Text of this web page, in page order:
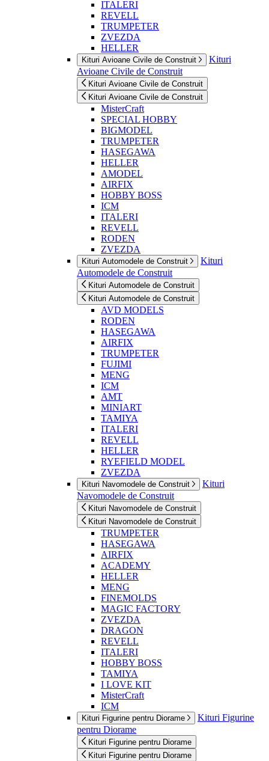
ITALERI
REVELL
TRUMPETER
ZVEZDA
HELLER
Kituri Avioane Civile de Construit
Kituri
Avioane Civile de Construit
Kituri Avioane Civile de Construit
Kituri Avioane Civile de Construit
MisterCraft
SPECIAL HOBBY
BIGMODEL
TRUMPETER
HASEGAWA
HELLER
AMODEL
AIRFIX
HOBBY BOSS
ICM
ITALERI
REVELL
RODEN
ZVEZDA
Kituri Automodele de Construit
Kituri
Automodele de Construit
Kituri Automodele de Construit
Kituri Automodele de Construit
AVD MODELS
RODEN
HASEGAWA
AIRFIX
TRUMPETER
FUJIMI
MENG
ICM
AMT
MINIART
TAMIYA
ITALERI
REVELL
HELLER
RYEFIELD MODEL
ZVEZDA
Kituri Navomodele de Construit
Kituri
Navomodele de Construit
Kituri Navomodele de Construit
Kituri Navomodele de Construit
TRUMPETER
HASEGAWA
AIRFIX
ACADEMY
HELLER
MENG
FINEMOLDS
MAGIC FACTORY
ZVEZDA
DRAGON
REVELL
ITALERI
HOBBY BOSS
TAMIYA
I LOVE KIT
MisterCraft
ICM
Kituri Figurine pentru Diorame
Kituri Figurine
pentru Diorame
Kituri Figurine pentru Diorame
Kituri Figurine pentru Diorame